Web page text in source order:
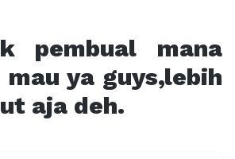
pembual mana
mau ya guys,lebih
aja deh.